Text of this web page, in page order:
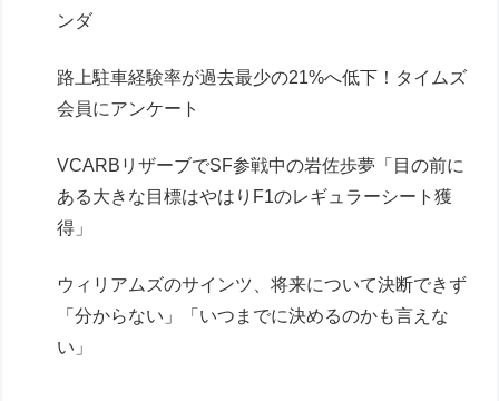
ンダ
路上駐車経験率が過去最少の21%へ低下！タイムズ
会員にアンケート
VCARBリザーブでSF参戦中の岩佐歩夢「目の前に
ある大きな目標はやはりF1のレギュラーシート獲
得」
ウィリアムズのサインツ、将来について決断できず
「分からない」「いつまでに決めるのかも言えな
い」